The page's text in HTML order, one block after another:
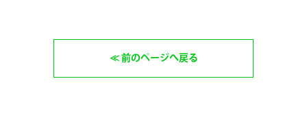
前のページへ戻る